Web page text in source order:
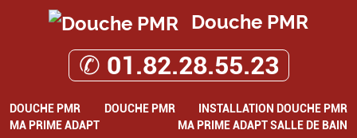
Douche PMR
✆ 01.82.28.55.23
DOUCHE PMR DOUCHE PMR
INSTALLATION DOUCHE PMR
MA PRIME ADAPT
MA PRIME ADAPT SALLE DE BAIN